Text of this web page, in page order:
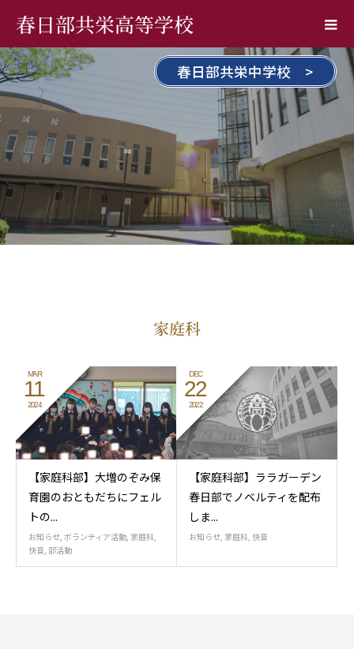
春日部共栄高等学校
春日部共栄中学校 >
家庭科
MAR
11
2024
【家庭科部】大増のぞみ保
育園のおともだちにフェル
トの...
お知らせ ボランティア活動 家庭科
快音 部活動
DEC
22
2022
【家庭科部】ララガーデン
春日部でノベルティを配布
しま...
お知らせ 家庭科 快音